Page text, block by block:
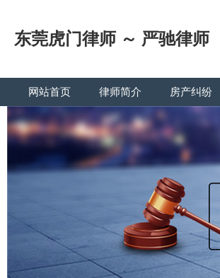
东莞虎门律师 ～ 严驰律师
网站首页 律师简介 房产纠纷